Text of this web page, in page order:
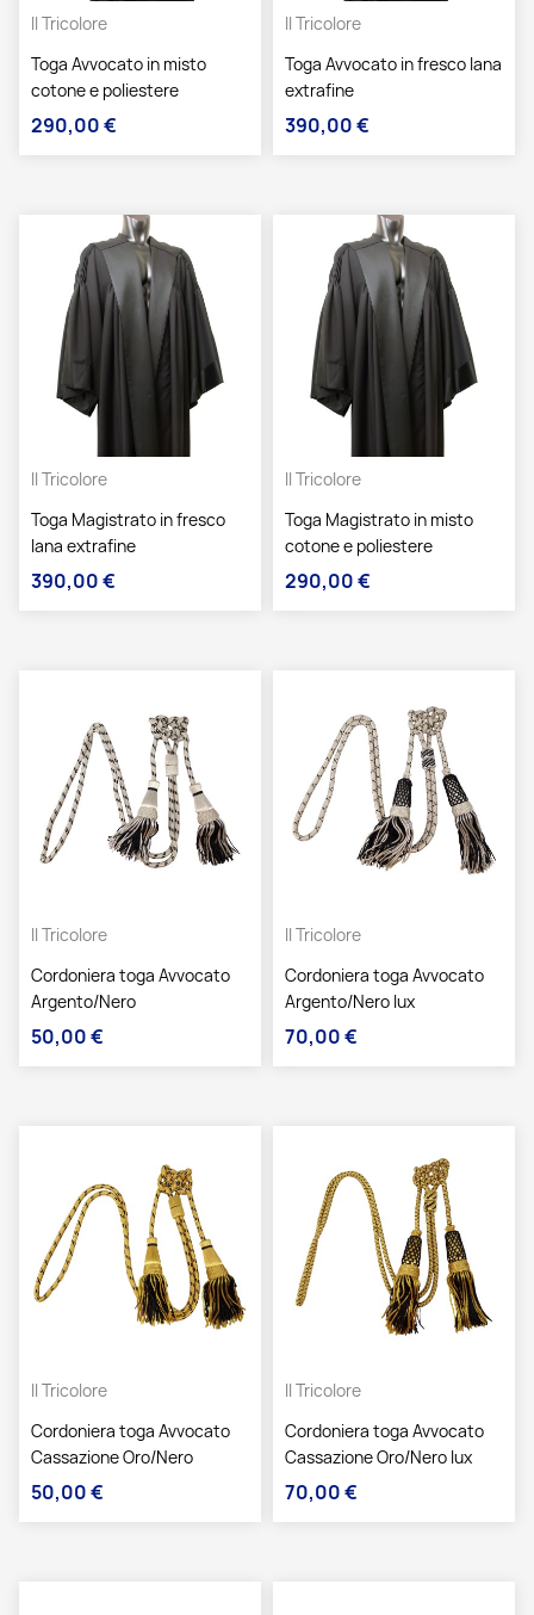
Il Tricolore
Toga Avvocato in misto
cotone e poliestere
Prezzo
290,00 €
Il Tricolore
Toga Avvocato in fresco lana
extrafine
Prezzo
390,00 €
Il Tricolore
Toga Magistrato in fresco
lana extrafine
Prezzo
390,00 €
Il Tricolore
Toga Magistrato in misto
cotone e poliestere
Prezzo
290,00 €
Il Tricolore
Cordoniera toga Avvocato
Argento/Nero
Prezzo
50,00 €
Il Tricolore
Cordoniera toga Avvocato
Argento/Nero lux
Prezzo
70,00 €
Il Tricolore
Cordoniera toga Avvocato
Cassazione Oro/Nero
Prezzo
50,00 €
Il Tricolore
Cordoniera toga Avvocato
Cassazione Oro/Nero lux
Prezzo
70,00 €